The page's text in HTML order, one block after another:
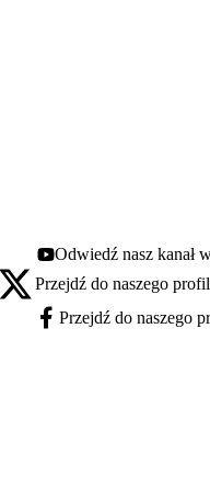
Youtube - otwiera się w nowej
Odwiedź nasz kanał
X - otwiera się w nowej karcie
Przejdź do naszego
Facebook - otwiera się w nowej
Przejdź do naszego